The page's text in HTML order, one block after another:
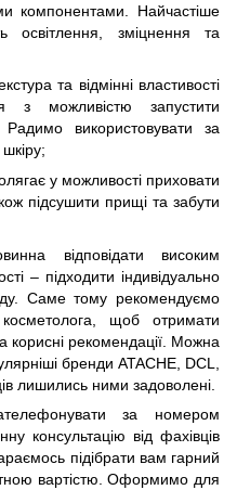
компонентами. Найчастіше
освітлення, зміцнення та
та відмінні властивості
з можливістю запустити
використовувати за
у можливості приховати
підсушити прищі та забути
відповідати високим
– підходити індивідуально
. Саме тому рекомендуємо
щоб отримати
корисні рекомендації. Можна
бренди ATACHE, DCL,
лишились ними задоволені.
за номером
консультацію від фахівців
підібрати вам гарний
вартістю. Оформимо для